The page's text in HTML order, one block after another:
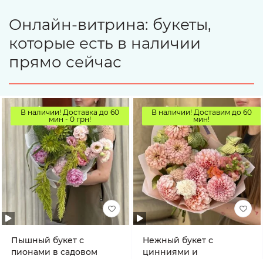
Онлайн-витрина: букеты,
которые есть в наличии
прямо сейчас
В наличии! Доставка до 60
мин - 0 грн!
Пышный букет с
пионами в садовом
В наличии! Доставим до 60
мин!
Нежный букет с
цинниями и